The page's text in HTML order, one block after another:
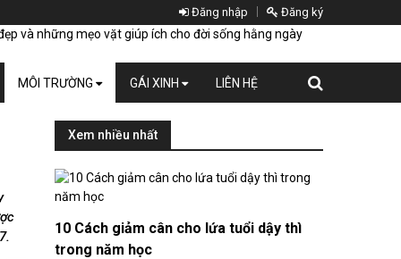
Đăng nhập Đăng ký
MÔI TRƯỜNG GÁI XINH LIÊN HỆ
Xem nhiều nhất
10 Cách giảm cân cho lứa tuổi dậy thì
trong năm học